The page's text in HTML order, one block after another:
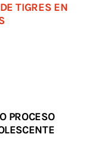
TIGRES EN
PROCESO